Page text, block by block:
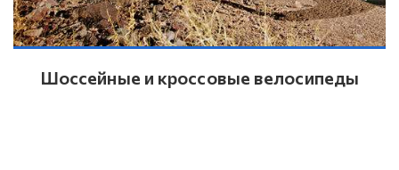
Шоссейные и кроссовые велосипеды